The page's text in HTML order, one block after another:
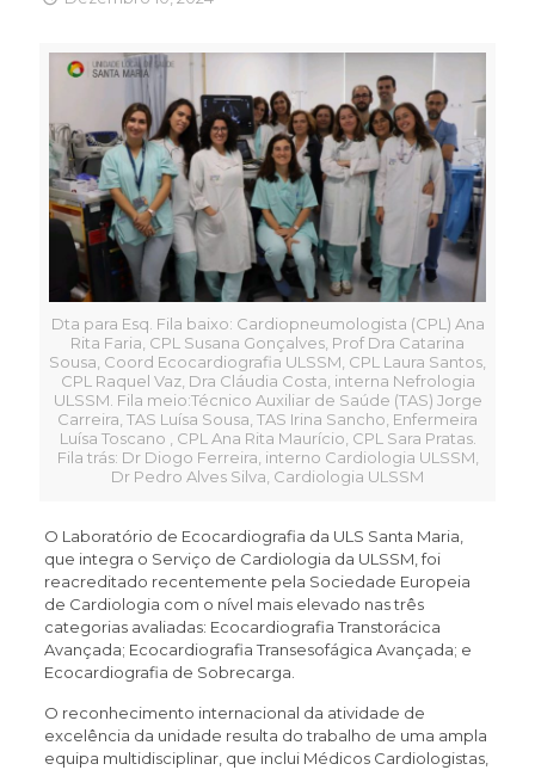
Dta para Esq. Fila baixo: Cardiopneumologista (CPL) Ana
Rita Faria, CPL Susana Gonçalves, Prof Dra Catarina
Sousa, Coord Ecocardiografia ULSSM, CPL Laura Santos,
CPL Raquel Vaz, Dra Cláudia Costa, interna Nefrologia
ULSSM. Fila meio:Técnico Auxiliar de Saúde (TAS) Jorge
Carreira, TAS Luísa Sousa, TAS Irina Sancho, Enfermeira
Luísa Toscano , CPL Ana Rita Maurício, CPL Sara Pratas.
Fila trás: Dr Diogo Ferreira, interno Cardiologia ULSSM,
Dr Pedro Alves Silva, Cardiologia ULSSM
O Laboratório de Ecocardiografia da ULS Santa Maria,
que integra o Serviço de Cardiologia da ULSSM, foi
reacreditado recentemente pela Sociedade Europeia
de Cardiologia com o nível mais elevado nas três
categorias avaliadas: Ecocardiografia Transtorácica
Avançada; Ecocardiografia Transesofágica Avançada; e
Ecocardiografia de Sobrecarga.
O reconhecimento internacional da atividade de
excelência da unidade resulta do trabalho de uma ampla
equipa multidisciplinar, que inclui Médicos Cardiologistas,